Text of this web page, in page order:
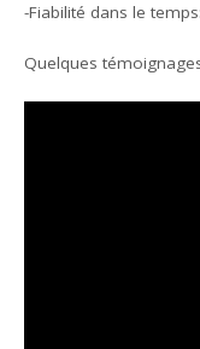
-Fiabilité dans le
Quelques